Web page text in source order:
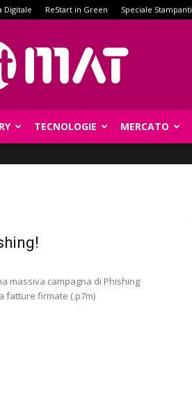
Digitale ReStart in Green Speciale Stampanti
TECNOLOGIE MERCATO
massiva campagna di Phishing
fatture firmate (.p7m)